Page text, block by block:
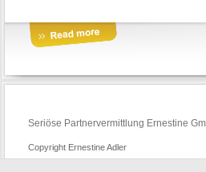
Seriöse Partnervermittlung Ernestine
Copyright Ernestine Adler